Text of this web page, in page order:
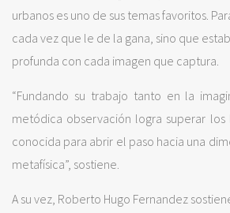
urbanos es uno de sus temas favoritos.
cada vez que le de la gana, sino que
profunda con cada imagen que captura.
“Fundando su trabajo tanto en la
metódica observación logra superar
conocida para abrir el paso hacia una
metafísica”, sostiene.
A su vez, Roberto Hugo Fernandez